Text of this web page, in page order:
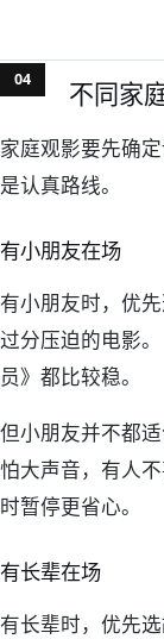
不同家
家庭观影要先确
是认真路线。
有小朋友在场
有小朋友时，优
过分压迫的电影
员》都比较稳。
但小朋友并不都
怕大声音，有人
时暂停更省心。
有长辈在场
有长辈时，优先